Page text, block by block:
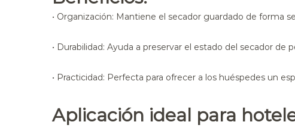
• Organización: Mantiene el secador guardado de forma
• Durabilidad: Ayuda a preservar el estado del secador de
• Practicidad: Perfecta para ofrecer a los huéspedes un
Aplicación ideal para